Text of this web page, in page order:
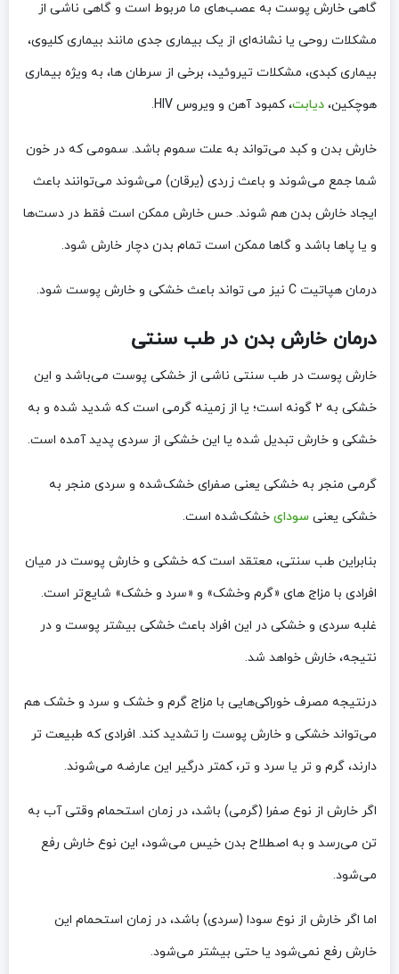
گاهی خارش پوست به عصب‌های ما مربوط است و گاهی ناشی از
مشکلات روحی یا نشانه‌ای از یک بیماری جدی مانند بیماری کلیوی،
بیماری کبدی، مشکلات تیروئید، برخی از سرطان ها، به ویژه بیماری
هوچکین، دیابت، کمبود آهن و ویروس HIV.
خارش بدن و کبد می‌تواند به علت سموم باشد. سمومی که در خون
شما جمع می‌شوند و باعث زردی (یرقان) می‌شوند می‌توانند باعث
ایجاد خارش بدن هم شوند. حس خارش ممکن است فقط در دست‌ها
و یا پاها باشد و گاها ممکن است تمام بدن دچار خارش شود.
درمان هپاتیت C نیز می تواند باعث خشکی و خارش پوست شود.
درمان خارش بدن در طب سنتی
خارش پوست در طب سنتی ناشی از خشکی پوست می‌باشد و این
خشکی به ۲ گونه است؛ یا از زمینه گرمی است که شدید شده و به
خشکی و خارش تبدیل شده یا این خشکی از سردی پدید آمده است.
گرمی منجر به خشکی یعنی صفرای خشک‌شده و سردی منجر به
خشکی یعنی سودای خشک‌شده است.
بنابراین طب سنتی، معتقد است که خشکی و خارش پوست در میان
افرادی با مزاج های «گرم وخشک» و «سرد و خشک» شایع‌تر است.
غلبه سردی و خشکی در این افراد باعث خشکی بیشتر پوست و در
نتیجه، خارش خواهد شد.
درنتیجه مصرف خوراکی‌هایی با مزاج گرم و خشک و سرد و خشک هم
می‌تواند خشکی و خارش پوست را تشدید کند. افرادی که طبیعت تر
دارند، گرم و تر یا سرد و تر، کمتر درگیر این عارضه می‌شوند.
اگر خارش از نوع صفرا (گرمی) باشد، در زمان استحمام وقتی آب به
تن می‌رسد و به‌ اصطلاح بدن خیس می‌شود، این نوع خارش رفع
می‌شود.
اما اگر خارش از نوع سودا (سردی) باشد، در زمان استحمام این
خارش رفع نمی‌شود یا حتی بیشتر می‌شود.